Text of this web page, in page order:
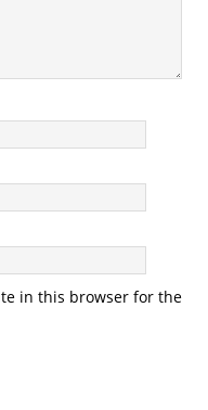
in this browser for the